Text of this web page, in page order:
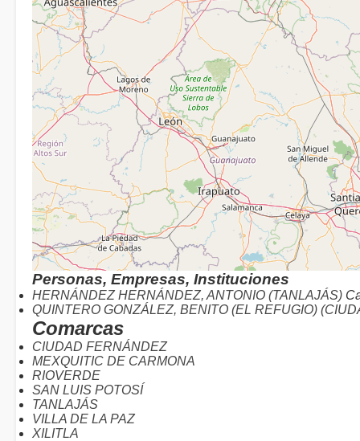
Personas, Empresas, Instituciones
HERNÁNDEZ HERNÁNDEZ, ANTONIO (TANLAJÁS)
QUINTERO GONZÁLEZ, BENITO (EL REFUGIO)
Comarcas
CIUDAD FERNÁNDEZ
MEXQUITIC DE CARMONA
RIOVERDE
SAN LUIS POTOSÍ
TANLAJÁS
VILLA DE LA PAZ
XILITLA